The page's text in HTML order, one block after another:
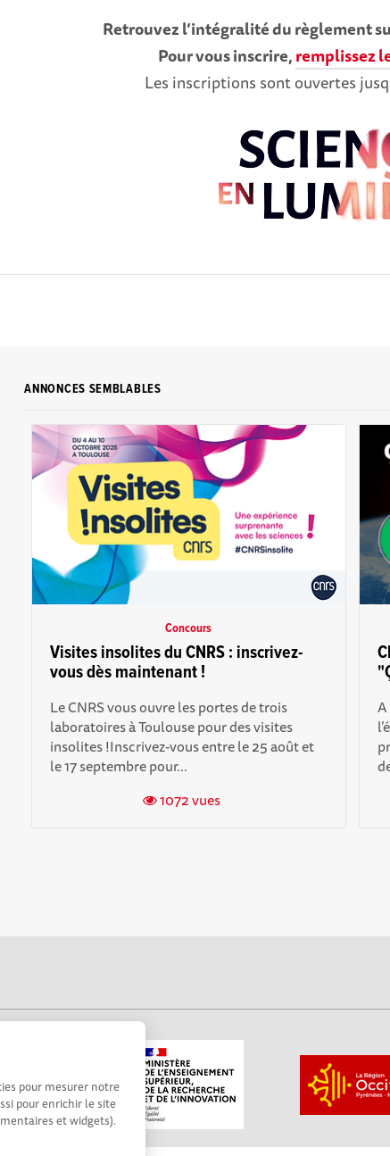
pour mesurer notre
pour enrichir le site
et widgets).
Retrouvez l’intégralité du règlement
Pour vous inscrire,remplissez
Les inscriptions sont ouvertes
ANNONCES SEMBLABLES
Concours
Visites insolites du CNRS : inscrivez-
vous dès maintenant !
Le CNRS vous ouvre les portes de trois
laboratoires à Toulouse pour des visites
insolites !Inscrivez-vous entre le 25 août et
le 17 septembre pour...
1072 vues